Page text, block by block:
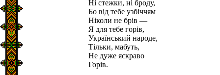
Ні стежки, ні броду,
Бо від тебе узбіччям
Ніколи не брів —
Я для тебе горів,
Український народе,
Тільки, мабуть,
Не дуже яскраво
Горів.